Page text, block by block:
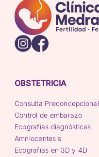
OBSTETRICIA
Consulta Preconcepcional
Control de embarazo
Ecografías diagnósticas
Amniocentesis
Ecografías en 3D y 4D